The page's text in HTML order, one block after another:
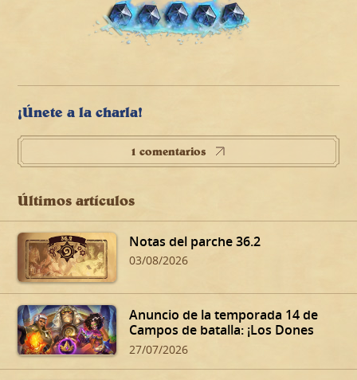
¡Únete a la charla!
1 comentarios
Últimos artículos
Notas del parche 36.2
03/08/2026
Anuncio de la temporada 14 de
Campos de batalla: ¡Los Dones
siniestros de Dalaran!
27/07/2026